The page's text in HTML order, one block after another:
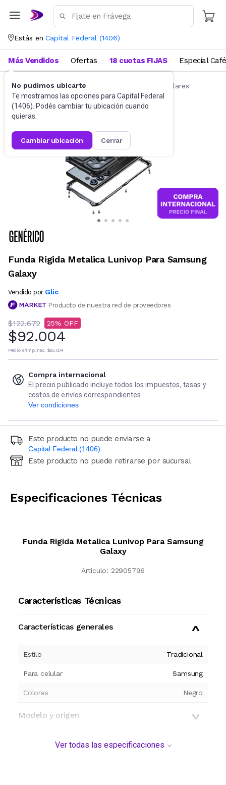
Estás en Capital Federal (1406)
No pudimos ubicarte
Te mostramos las opciones para Capital Federal
(1406). Podés cambiar tu ubicación cuando
quieras.
cambiar ubicación cerrar
Más Vendidos Ofertas 18 cuotas FIJAS Especial Café
Accesorios para Celulares Fundas para celulares
Funda Rigida Metalica Lunivop Para Samsung
Galaxy
Vendido por Glic
Producto de nuestra red de proveedores
$122.672 25
$92.004
Precio s/imp. nac. $92.004
Compra internacional
El precio publicado incluye todos los impuestos, tasas y
costos de envíos correspondientes
Ver condiciones
Este producto no puede enviarse a
Capital Federal (1406)
Ingresá código postal (sólo números)
Este producto no puede retirarse por sucursal
Especificaciones Técnicas
Funda Rigida Metalica Lunivop Para Samsung
Galaxy
Artículo: 22905796
Características Técnicas
Características generales
Estilo Tradicional
Para celular Samsung
Colores Negro
Modelo y origen
Ver todas las especificaciones